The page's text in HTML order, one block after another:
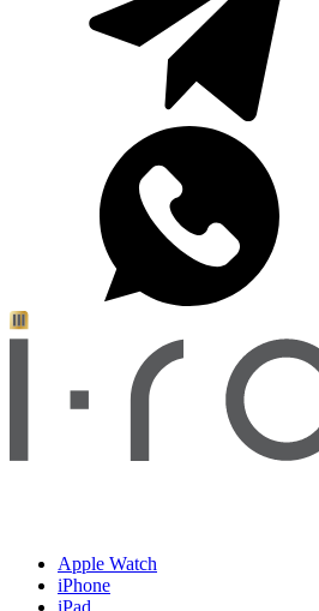
Apple Watch
iPhone
iPad